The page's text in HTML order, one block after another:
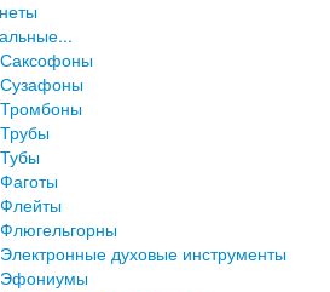
Саксофоны
Сузафоны
Тромбоны
Трубы
Тубы
Фаготы
Флейты
Флюгельгорны
Электронные духовые инструменты
Эфониумы